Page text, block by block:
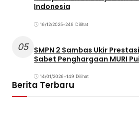
Indonesia
16/12/2025•249 Dilihat
05 SMPN 2 Sambas Ukir
Sabet Penghargaan MURI
14/01/2026•149 Dilihat
Berita Terbaru